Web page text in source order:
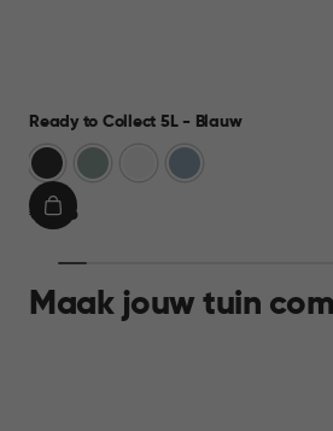
Ready to Collect 5L - Blauw
Donkergrijs
Groen Blauw
€€ 9,95
IN
Maak jouw tuin